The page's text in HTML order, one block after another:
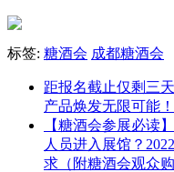
标签: 糖酒会 成都糖酒会
距报名截止仅剩三
产品焕发无限可能！
【糖酒会参展必读
人员进入展馆？
求（附糖酒会观众购